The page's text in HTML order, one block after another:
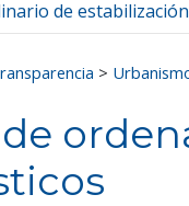
de estabilización
>